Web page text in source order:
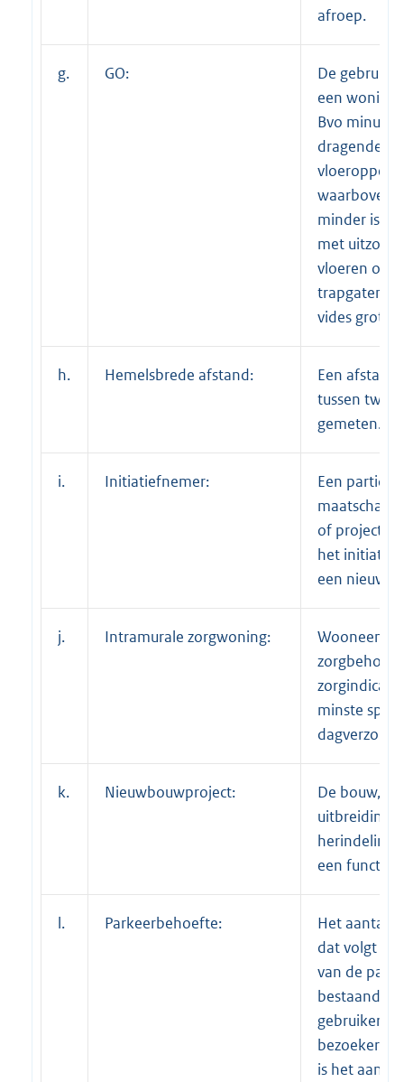
afroep.
g. GO:
De
een woning.
Bvo minus
dragende
waarboven
minder is
met
vloeren
trapgaten,
vides groter
h. Hemelsbrede afstand:
Een afstand
tussen twee
gemeten.
i. Initiatiefnemer:
Een
of
het initiatief
een
j. Intramurale zorgwoning:
minste
k. Nieuwbouwproject:
De bouw,
uitbreiding,
herindeling
een functie
l. Parkeerbehoefte:
Het aantal
dat volgt uit
van de
bestaande
is het aantal